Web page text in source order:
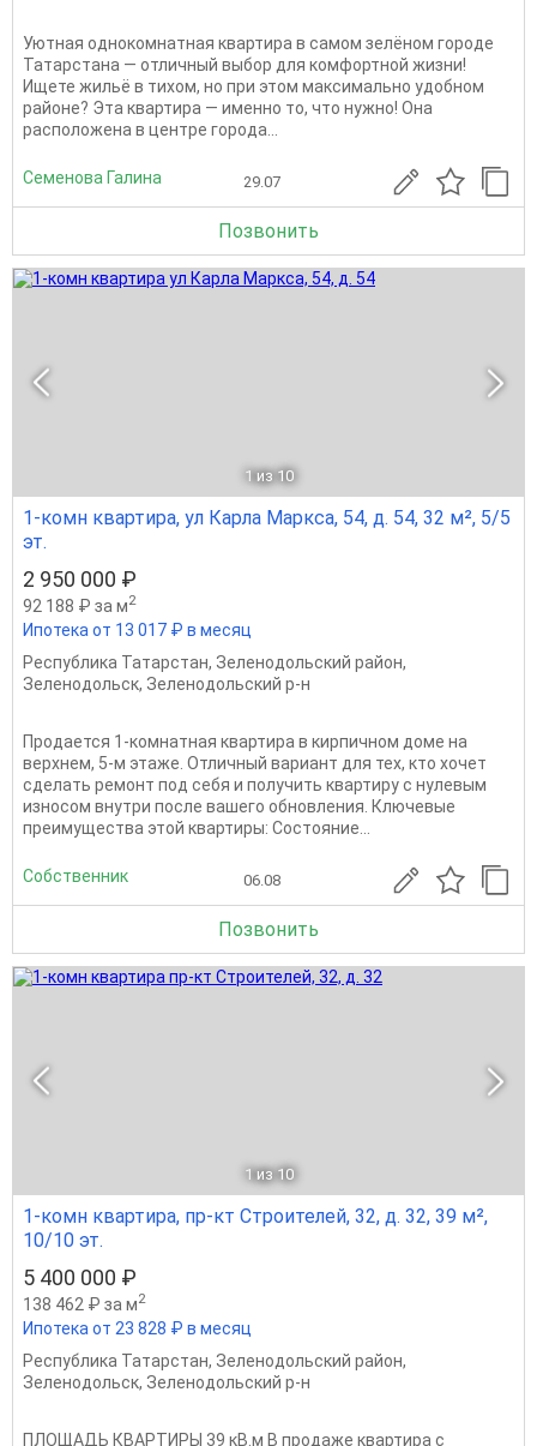
Уютная однокомнатная квартира в самом зелёном городе
Татарстана — отличный выбор для комфортной жизни!
Ищете жильё в тихом, но при этом максимально удобном
районе? Эта квартира — именно то, что нужно! Она
расположена в центре города...
Семенова Галина 29.07
Позвонить
1 из 10
1-комн квартира, ул Карла Маркса, 54, д. 54, 32 м², 5/5
эт.
2 950 000 ₽
92 188 ₽ за м2
Ипотека от 13 017 ₽ в месяц
Республика Татарстан, Зеленодольский район,
Зеленодольск, Зеленодольский р-н
Продается 1-комнатная квартира в кирпичном доме на
верхнем, 5-м этаже. Отличный вариант для тех, кто хочет
сделать ремонт под себя и получить квартиру с нулевым
износом внутри после вашего обновления. Ключевые
преимущества этой квартиры: Состояние...
Собственник 06.08
Позвонить
1 из 10
1-комн квартира, пр-кт Строителей, 32, д. 32, 39 м²,
10/10 эт.
5 400 000 ₽
138 462 ₽ за м2
Ипотека от 23 828 ₽ в месяц
Республика Татарстан, Зеленодольский район,
Зеленодольск, Зеленодольский р-н
ПЛОЩАДЬ КВАРТИРЫ 39 кВ.м В продаже квартира с